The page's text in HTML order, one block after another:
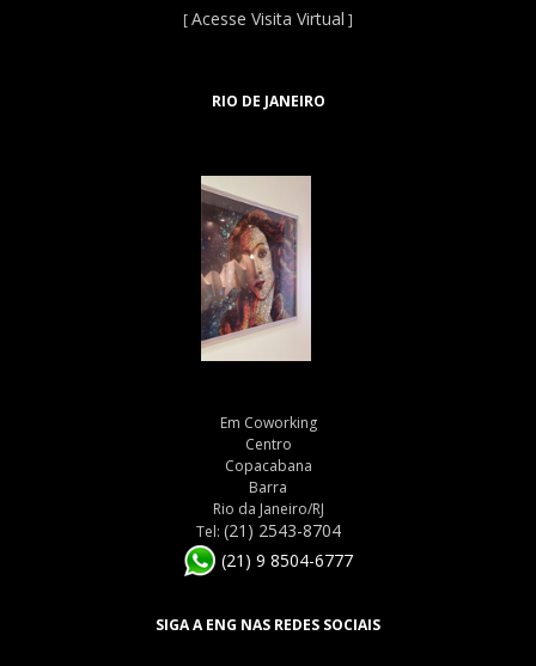
[Acesse Visita Virtual ]
RIO DE JANEIRO
Em Coworking
Centro
Copacabana
Barra
Rio da Janeiro/RJ
Tel: (21) 2543-8704
(21) 9 8504-6777
SIGA A ENG NAS REDES SOCIAIS